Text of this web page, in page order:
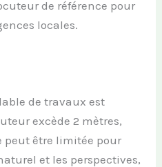
de référence pour
locales.
de travaux est
excède 2 mètres,
être limitée pour
et les perspectives,